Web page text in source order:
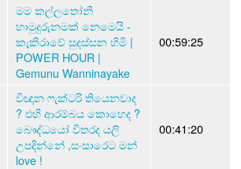
මම කල්ලතෝනි
හාමුදුරුනමක් නෙමෙයි -
කැකිරාවේ සුදස්සන හිමි |
POWER HOUR |
Gemunu Wanninayake
00:59:25
විඥාන ෆැක්ටරි තියෙනවාද
? එහි ආරම්බය කොහෙද ?
බෞද්ධයෝ විතරද යලි
උපදින්නේ ,සංසාරෙට මන්
love !
00:41:20